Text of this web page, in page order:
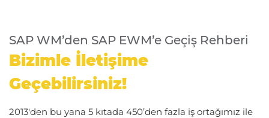
SAP WM’den SAP EWM’e Geçiş Rehberi
Bizimle İletişime
Geçebilirsiniz!
2013'den bu yana 5 kıtada 450’den fazla iş ortağımız ile